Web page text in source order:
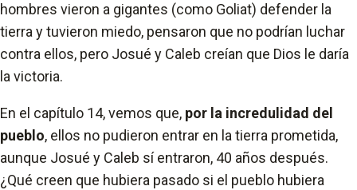
hombres vieron a gigantes (como Goliat) defender la
tierra y tuvieron miedo, pensaron que no podrían luchar
contra ellos, pero Josué y Caleb creían que Dios le daría
la victoria.
En el capítulo 14, vemos que, por la incredulidad del
pueblo, ellos no pudieron entrar en la tierra prometida,
aunque Josué y Caleb sí entraron, 40 años después.
¿Qué creen que hubiera pasado si el pueblo hubiera